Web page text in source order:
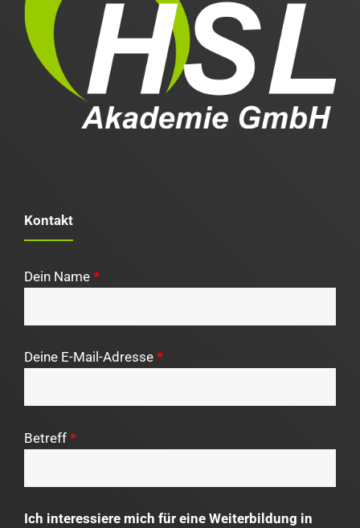
Kontakt
Dein Name *
Deine E-Mail-Adresse *
Betreff *
Ich interessiere mich für eine Weiterbildung in